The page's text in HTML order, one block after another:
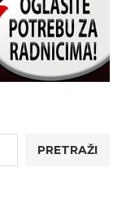
PRETRAŽI